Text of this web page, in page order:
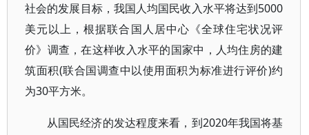
社会的发展目标，我国人均国民收入水平将达到5000
美元以上，根据联合国人居中心《全球住宅状况评
价》调查，在这样收入水平的国家中，人均住房的建
筑面积(联合国调查中以使用面积为标准进行评价)约
为30平方米。
从国民经济的发达程度来看，到2020年我国将基